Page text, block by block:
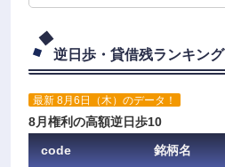
逆日歩・貸借残ランキング
最新 8月6日（木）のデータ！
8月権利の高額逆日歩10
code
銘柄名